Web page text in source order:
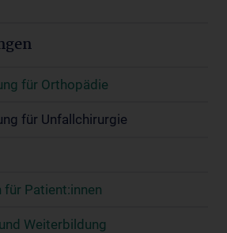
für Orthopädie
für Unfallchirurgie
Patient:innen
Weiterbildung